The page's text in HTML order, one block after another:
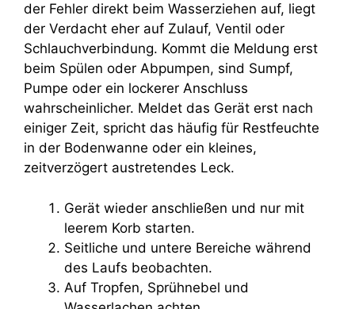
der Fehler direkt beim Wasserziehen auf, liegt
der Verdacht eher auf Zulauf, Ventil oder
Schlauchverbindung. Kommt die Meldung erst
beim Spülen oder Abpumpen, sind Sumpf,
Pumpe oder ein lockerer Anschluss
wahrscheinlicher. Meldet das Gerät erst nach
einiger Zeit, spricht das häufig für Restfeuchte
in der Bodenwanne oder ein kleines,
zeitverzögert austretendes Leck.
Gerät wieder anschließen und nur mit
leerem Korb starten.
Seitliche und untere Bereiche während
des Laufs beobachten.
Auf Tropfen, Sprühnebel und